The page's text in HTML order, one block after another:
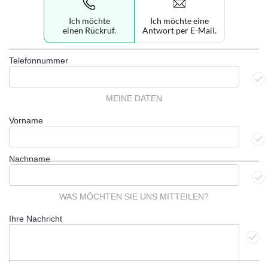
Ich möchte
einen Rückruf.
Ich möchte eine
Antwort per E-Mail.
Telefonnummer
MEINE DATEN
Vorname
Nachname
WAS MÖCHTEN SIE UNS MITTEILEN?
Ihre Nachricht